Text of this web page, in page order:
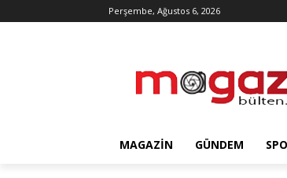
Perşembe, Ağustos 6, 2026
MAGAZIN GÜNDEM